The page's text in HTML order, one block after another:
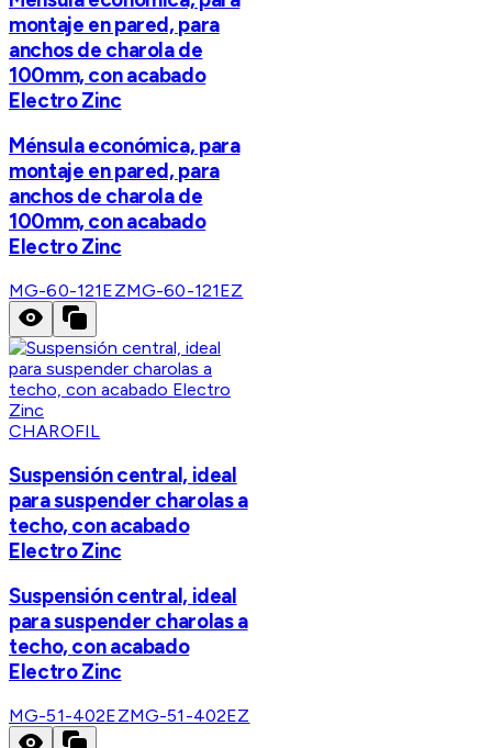
montaje en pared, para
anchos de charola de
100mm, con acabado
Electro Zinc
Ménsula económica, para
montaje en pared, para
anchos de charola de
100mm, con acabado
Electro Zinc
MG-60-121EZMG-60-121EZ
CHAROFIL
Suspensión central, ideal
para suspender charolas a
techo, con acabado
Electro Zinc
Suspensión central, ideal
para suspender charolas a
techo, con acabado
Electro Zinc
MG-51-402EZMG-51-402EZ